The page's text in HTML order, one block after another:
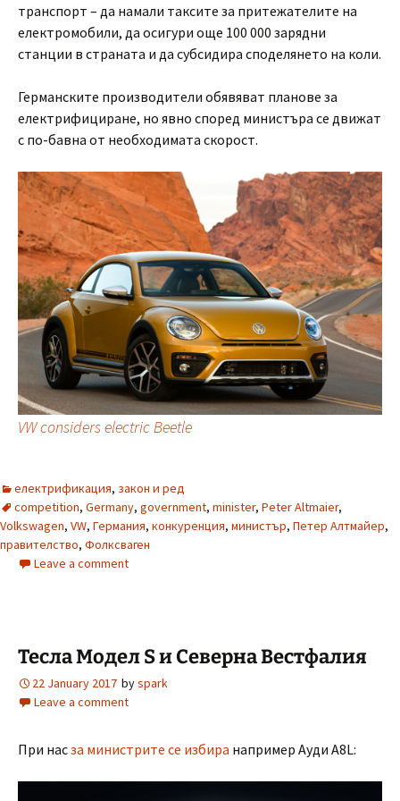
транспорт – да намали таксите за притежателите на
електромобили, да осигури още 100 000 зарядни
станции в страната и да субсидира споделянето на коли.
Германските производители обявяват планове за
електрифициране, но явно според министъра се движат
с по-бавна от необходимата скорост.
VW considers electric Beetle
електрификация, закон и ред
competition, Germany, government, minister, Peter Altmaier,
Volkswagen, VW, Германия, конкуренция, министър, Петер Алтмайер,
правителство, Фолксваген
Leave a comment
Тесла Модел S и Северна Вестфалия
22 January 2017 byspark
Leave a comment
При насза министрите се избира например Ауди А8L: